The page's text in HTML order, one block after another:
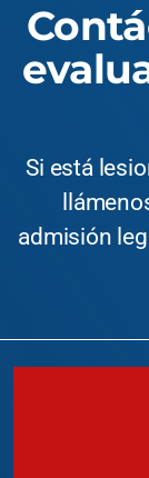
Si está
admisión